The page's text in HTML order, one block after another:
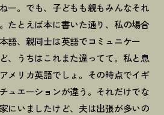
。でも、子どもも親もみんなそれ
たとえば本に書いた通り、私の場合
語、親同士は英語でコミュニケー
、うちはこれまた違ってて。私と息
メリカ英語でしょ。その時点でイギ
ュエーションが違う。それだけでな
にいましたけど、夫は出張が多いの